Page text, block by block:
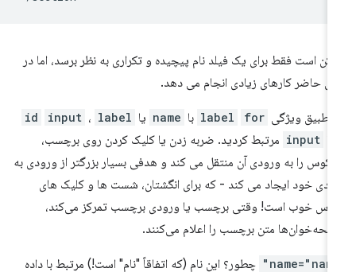
است فقط برای یک فیلد نام پیچیده و تکراری به نظر برسد، اما در
حاضر کارهای زیادی انجام می دهد.
تطبیق ویژگی label for با name یا id input ، label
input مرتبط کردید. ضربه زدن یا کلیک کردن روی برچسب،
را به ورودی آن منتقل می کند و هدفی بسیار بزرگتر از ورودی به
خود ایجاد می کند - که برای انگشتان، شست ها و کلیک های
خوب است! وقتی برچسب یا ورودی برچسب تمرکز می‌کند،
متن برچسب را اعلام می‌کنند.
چطور؟ این نام (که اتفاقاً "نام" است!) مرتبط با داده